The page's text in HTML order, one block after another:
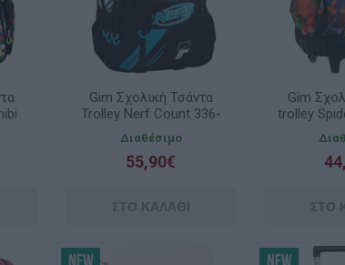
Gim Σχολική Τσάντα
Trolley Nerf Count 336-
38074
Διαθέσιμο
55,90€
Gim
trolley